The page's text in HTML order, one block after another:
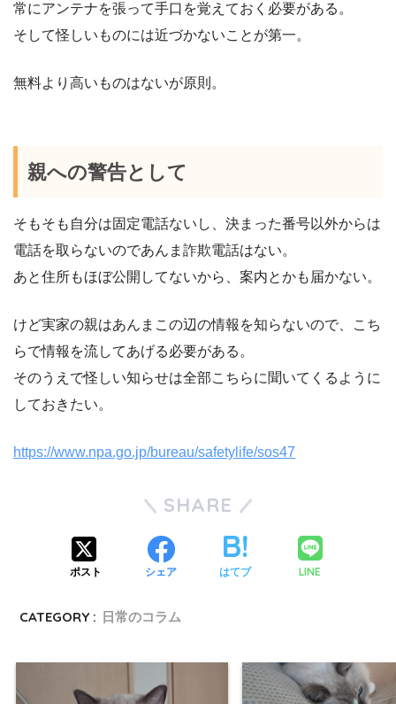
常にアンテナを張って手口を覚えておく必要がある。
そして怪しいものには近づかないことが第一。
無料より高いものはないが原則。
親への警告として
そもそも自分は固定電話ないし、決まった番号以外からは
電話を取らないのであんま詐欺電話はない。
あと住所もほぼ公開してないから、案内とかも届かない。
けど実家の親はあんまこの辺の情報を知らないので、こち
らで情報を流してあげる必要がある。
そのうえで怪しい知らせは全部こちらに聞いてくるように
しておきたい。
https://www.npa.go.jp/bureau/safetylife/sos47
SHARE
ポスト シェア はてブ LINE
CATEGORY : 日常のコラム